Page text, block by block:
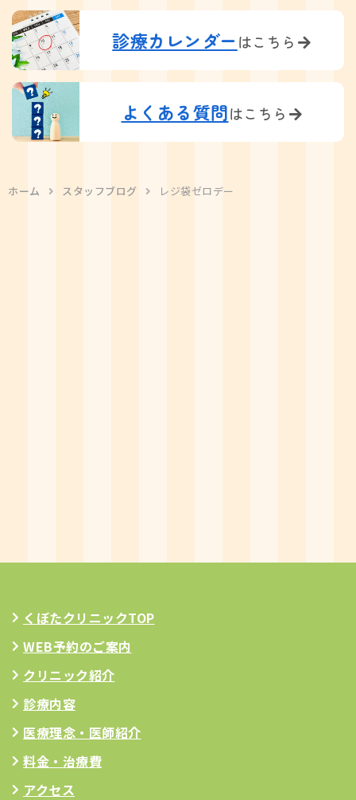
診療カレンダーはこちら
よくある質問はこちら
ホーム スタッフブログ レジ袋ゼロデー
くぼたクリニックTOP
WEB予約のご案内
クリニック紹介
診療内容
医療理念 ・医師紹介
料金・治療費
アクセス